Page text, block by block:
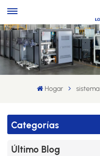
Hogar
Categorías
Último Blog